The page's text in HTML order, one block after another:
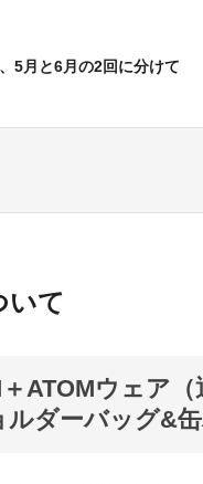
5月と6月の2回に分けて
いて
ATOMウェア（
ダーバッグ&